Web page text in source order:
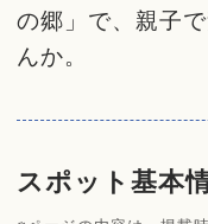
の郷」で、親子
んか。
スポット基本